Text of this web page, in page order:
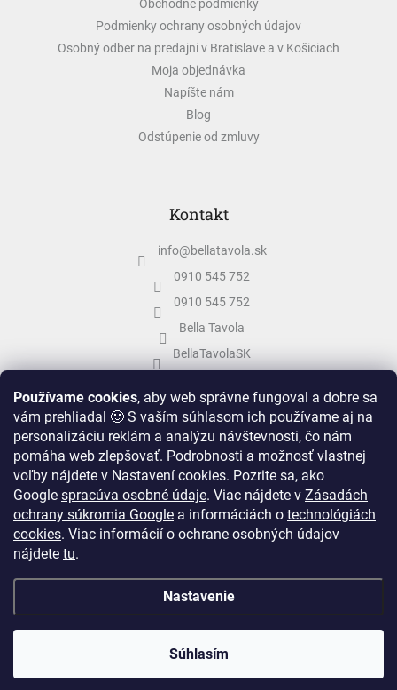
Používame cookies, aby web správne fungoval a dobre sa
vám prehliadal 🙂 S vaším súhlasom ich používame aj na
personalizáciu reklám a analýzu návštevnosti, čo nám
pomáha web zlepšovať. Podrobnosti a možnosť vlastnej
voľby nájdete v Nastavení cookies. Pozrite sa, ako
Google spracúva osobné údaje. Viac nájdete v Zásadách
ochrany súkromia Google a informáciách o technológiách
cookies. Viac informácií o ochrane osobných údajov
nájdete tu.
Nastavenie
Súhlasím
Obchodné podmienky
Podmienky ochrany osobných údajov
Osobný odber na predajni v Bratislave a v Košiciach
Moja objednávka
Napíšte nám
Blog
Odstúpenie od zmluvy
Kontakt
info@bellatavola.sk
0910 545 752
0910 545 752
Bella Tavola
BellaTavolaSK
Vytvoril Shoptet &
cookies